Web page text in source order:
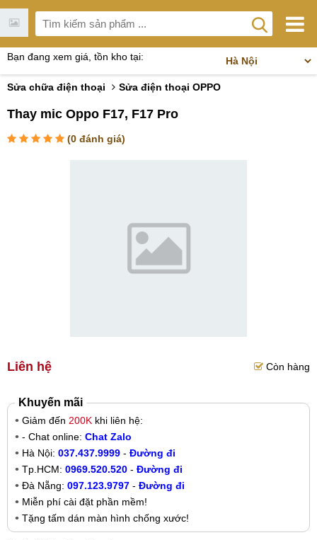
Bạn đang xem giá, tồn kho tại:
Sửa chữa điện thoại Sửa điện thoại OPPO
Thay mic Oppo F17, F17 Pro
(0 đánh giá)
Liên hệ Còn hàng
Khuyến mãi
Giảm đến 200K khi liên hệ:
- Chat online: Chat Zalo
Hà Nội: 037.437.9999 - Đường đi
Tp.HCM: 0969.520.520 - Đường đi
Đà Nẵng: 097.123.9797 - Đường đi
Miễn phí cài đặt phần mềm!
Tặng tấm dán màn hình chống xước!